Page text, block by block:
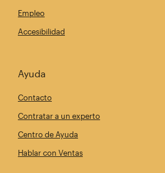
Empleo
Accesibilidad
Ayuda
Contacto
Contratar a un experto
Centro de Ayuda
Hablar con Ventas